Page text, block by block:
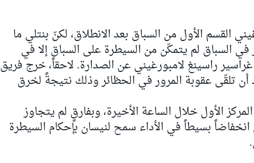
القسم الأول من السباق بعد الانطلاق، لكنّ بنتلي ما
في السباق لم يتمكّن من السيطرة على السباق إلا في
السيارة رقم 63 لفريق غراسير راسينغ لامبورغيني عن الصدارة. لاحقاً، خرج فريق
تلقّى عقوبة المرور في الحظائر وذلك نتيجةً لخرق
الأول خلال الساعة الأخيرة، وبفارقٍ لم يتجاوز
انخفاضاً بسيطاً في الأداء سمح لنيسان بإحكام السيطرة